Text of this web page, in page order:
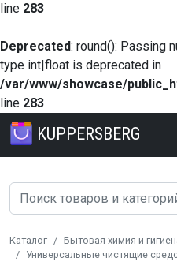
line 283
Deprecated: round(): Passing
type int|float is deprecated in
/var/www/showcase/
line 283
KUPPERSBERG
Каталог Бытовая химия и
Универсальные чистящие